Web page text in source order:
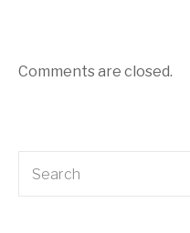
Comments are closed.